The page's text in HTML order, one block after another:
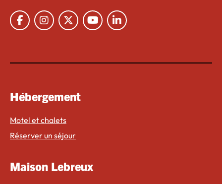
Lien vers Facebook
Lien vers Instagram
Lien vers XLien vers Youtube
Lien vers Linkedin
Hébergement
Motel et chalets
Réserver un séjour
Maison Lebreux